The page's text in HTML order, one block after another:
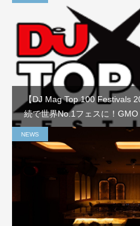
【DJ Mag Top 100 Festivals
続で世界No.1フェスに！
NEWS